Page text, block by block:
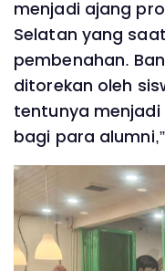
menjadi ajang
Selatan yang
pembenahan.
ditorekan oleh
tentunya
bagi para